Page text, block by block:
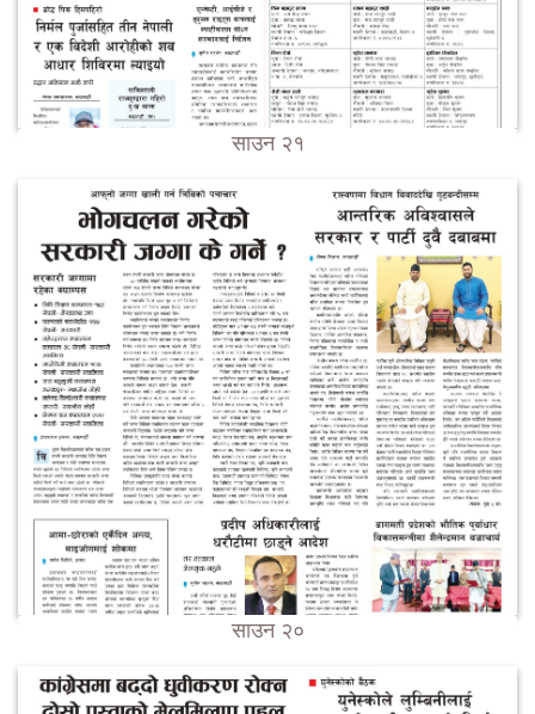
साउन २१
साउन २०